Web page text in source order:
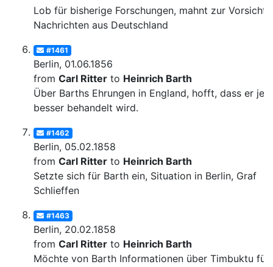
Lob für bisherige Forschungen, mahnt zur Vorsicht,
Nachrichten aus Deutschland
#1461
Berlin, 01.06.1856
from Carl Ritter to Heinrich Barth
Über Barths Ehrungen in England, hofft, dass er
besser behandelt wird.
#1462
Berlin, 05.02.1858
from Carl Ritter to Heinrich Barth
Setzte sich für Barth ein, Situation in Berlin, Graf
Schlieffen
#1463
Berlin, 20.02.1858
from Carl Ritter to Heinrich Barth
Möchte von Barth Informationen über Timbuktu für